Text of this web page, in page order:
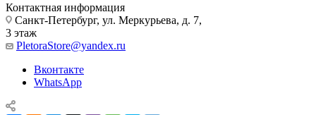
Контактная информация
Санкт-Петербург, ул. Меркурьева, д. 7,
3 этаж
PletoraStore@yandex.ru
Вконтакте
WhatsApp